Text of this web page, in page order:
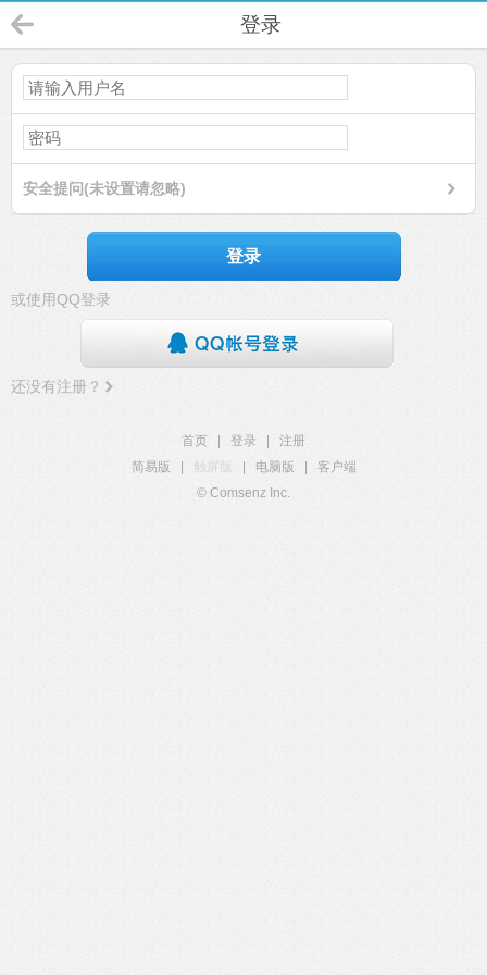
登录
安全提问(未设置请忽略)
登录
或使用QQ登录
还没有注册？
首页 登录
注册
简易版
触屏版 电脑版
客户端
© Comsenz Inc.